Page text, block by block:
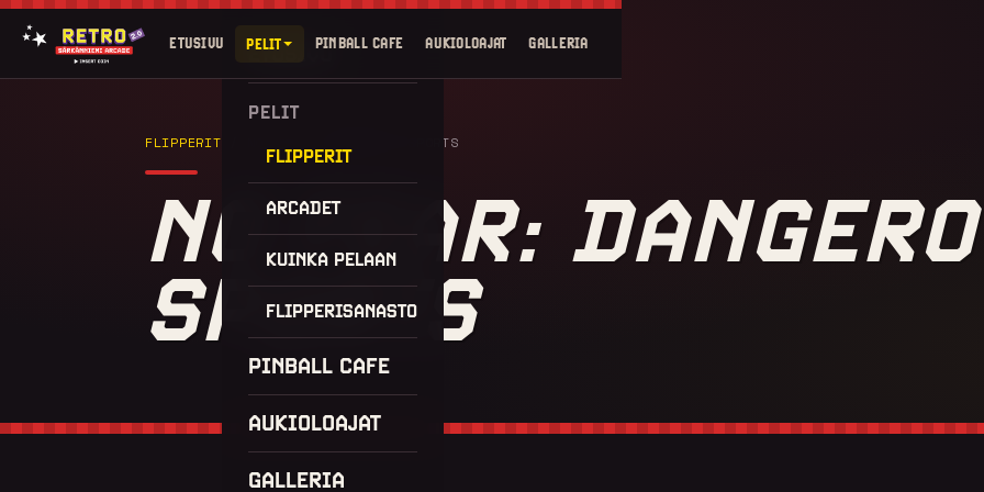
ETUSIVU PELIT PINBALL CAFE AUKIOLOAJAT GALLERIA
ETUSIVU
PELIT
FLIPPERIT
ARCADET
KUINKA PELAAN
FLIPPERISANASTO
PINBALL CAFE
AUKIOLOAJAT
GALLERIA
FLIPPERIT / NO FEAR: DANGEROUS SPORTS
NO FEAR:
SPORTS